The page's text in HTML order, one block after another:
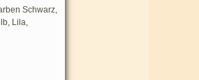
Schwarz,
Lila,